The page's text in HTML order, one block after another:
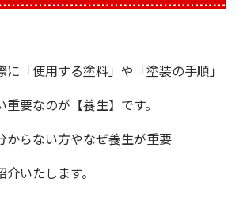
「使用する塗料」や「塗装の手順」
要なのが【養生】です。
からない方やなぜ養生が重要
いたします。